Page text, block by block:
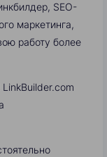
SEO-
маркетинга,
работу более